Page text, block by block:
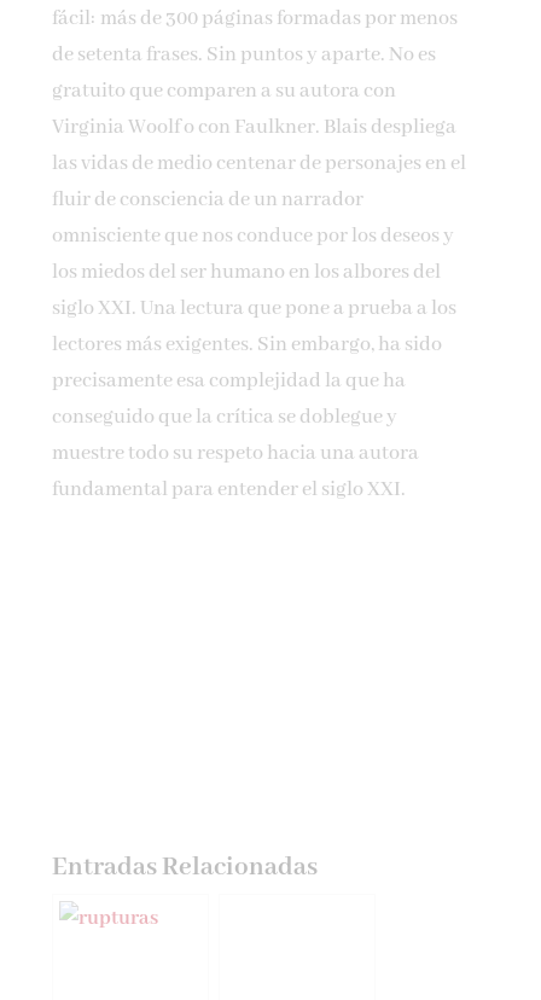
fácil: más de 300 páginas formadas por menos
de setenta frases. Sin puntos y aparte. No es
gratuito que comparen a su autora con
Virginia Woolf o con Faulkner. Blais despliega
las vidas de medio centenar de personajes en el
fluir de consciencia de un narrador
omnisciente que nos conduce por los deseos y
los miedos del ser humano en los albores del
siglo XXI. Una lectura que pone a prueba a los
lectores más exigentes. Sin embargo, ha sido
precisamen­te esa complejidad la que ha
conseguido que la críti­ca se doblegue y
muestre todo su respeto hacia una autora
fundamental para entender el siglo XXI.
Entradas Relacionadas